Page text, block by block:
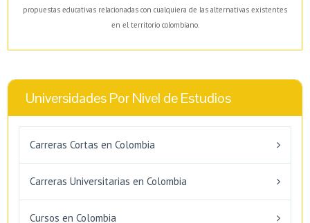
propuestas educativas relacionadas con cualquiera de las alternativas existentes
en el territorio colombiano.
Universidades Por Nivel de Estudios
Carreras Cortas en Colombia
Carreras Universitarias en Colombia
Cursos en Colombia